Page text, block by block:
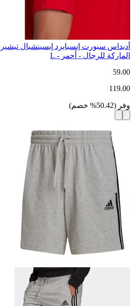
أديداس سبورت إنسبايرد إيسينشيال
الماركة للرجال - أحمر - L
59.00
119.00
وفر (
50.42
% خصم)